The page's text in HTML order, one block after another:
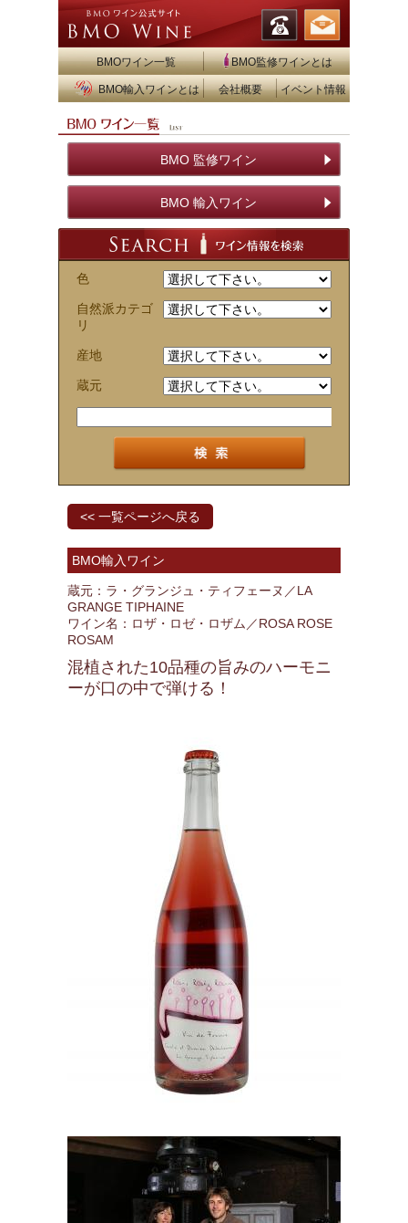
BMOワイン一覧 BMO監修ワインとは
BMO輸入ワインとは 会社概要 イベント情報
BMO 監修ワイン
BMO 輸入ワイン
色
自然派カテゴ
リ
産地
蔵元
<< 一覧ページへ戻る
BMO輸入ワイン
蔵元：ラ・グランジュ・ティフェーヌ／LA
GRANGE TIPHAINE
ワイン名：ロザ・ロゼ・ロザム／ROSA ROSE
ROSAM
混植された10品種の旨みのハーモニ
ーが口の中で弾ける！